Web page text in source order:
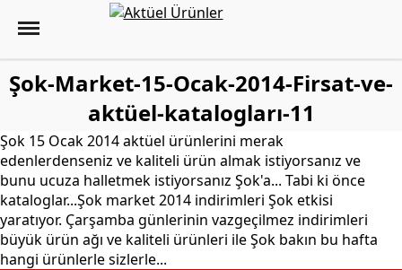
Şok-Market-15-Ocak-2014-Firsat-ve-
aktüel-katalogları-11
Şok 15 Ocak 2014 aktüel ürünlerini merak
edenlerdenseniz ve kaliteli ürün almak istiyorsanız ve
bunu ucuza halletmek istiyorsanız Şok'a... Tabi ki önce
kataloglar...Şok market 2014 indirimleri Şok etkisi
yaratıyor. Çarşamba günlerinin vazgeçilmez indirimleri
büyük ürün ağı ve kaliteli ürünleri ile Şok bakın bu hafta
hangi ürünlerle sizlerle...